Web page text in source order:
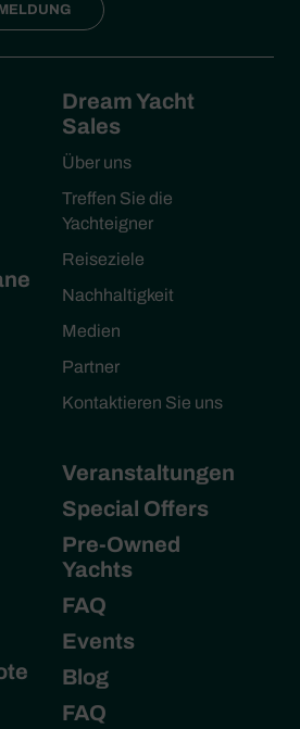
Dream Yacht
Sales
Über uns
Treffen Sie die
Yachteigner
Reiseziele
Nachhaltigkeit
Medien
Partner
Kontaktieren Sie uns
Veranstaltungen
Special Offers
Pre-Owned
Yachts
FAQ
Events
Blog
FAQ